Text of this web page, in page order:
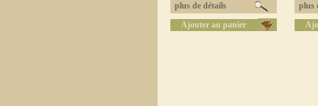
plus de détails
Ajouter au panier
plus